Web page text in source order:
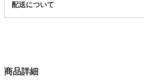
11213115
幅100×高さ176(cm)
幅100×高さ198(cm)
配送について
商品詳細